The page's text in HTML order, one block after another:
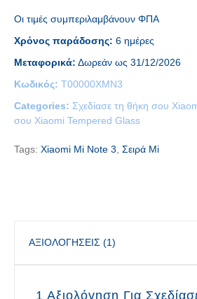
Οι τιμές συμπεριλαμβάνουν ΦΠΑ
Χρόνος παράδοσης: 6 ημέρες
Μεταφορικά: Δωρεάν ως 31/12/2026
Κωδικός: T00000XMN3
Categories: Σχεδίασε τη θήκη σου
σου Xiaomi Tempered Glass
Tags: Xiaomi Mi Note 3 Σειρά Mi
ΑΞΙΟΛΟΓΉΣΕΙΣ (1)
1 Αξιολόγηση Για